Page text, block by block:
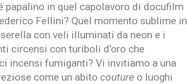
papalino in quel capolavoro di docufilm
Fellini? Quel momento sublime in
con veli illuminati da neon e i
circensi con turiboli d’oro che
incensi fumiganti? Vi invitiamo a una
come un abito couture o luoghi